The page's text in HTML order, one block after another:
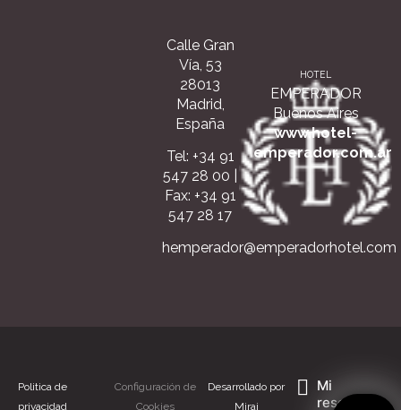
Calle Gran
Vía, 53
28013
Madrid,
España
Tel: +34 91
547 28 00
Fax: +34 91
547 28 17
hemperador@emperadorhotel.com
HOTEL
EMPERADOR
Buenos Aires
www.hotel-
emperador.com.ar
Politica de
privacidad
Configuración de
Cookies
Mi
reserva
Desarrollado por
Mirai